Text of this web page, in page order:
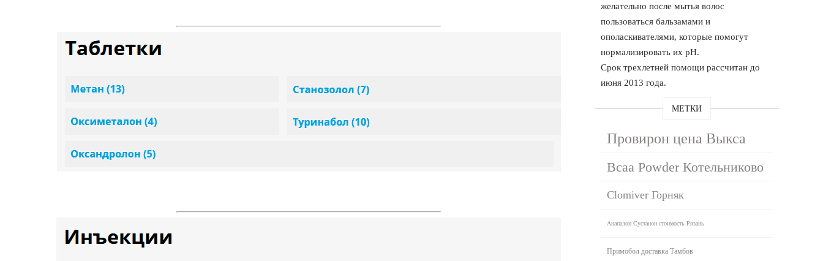
желательно после мытья волос
пользоваться бальзамами и
ополаскивателями, которые помогут
нормализировать их рН.
Срок трехлетней помощи рассчитан до
июня 2013 года.
МЕТКИ
Провирон цена Выкса
Bcaa Powder Котельниково
Clomiver Горняк
Анапалон Сустанон стоимость Рязань
Примобол доставка Тамбов